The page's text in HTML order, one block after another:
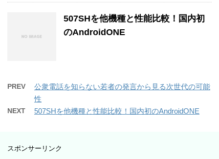
507SHを他機種と性能比較！国内初
のAndroidONE
PREV
公衆電話を知らない若者の発言から見る次世代の可能
性
NEXT 507SHを他機種と性能比較！国内初のAndroidONE
スポンサーリンク